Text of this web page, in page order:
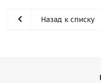
Назад к списку